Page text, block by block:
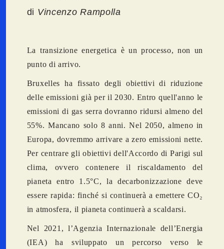
di Vincenzo Rampolla
La transizione energetica è un processo, non un
punto di arrivo.
Bruxelles ha fissato degli obiettivi di riduzione
delle emissioni già per il 2030. Entro quell'anno le
emissioni di gas serra dovranno ridursi almeno del
55%. Mancano solo 8 anni. Nel 2050, almeno in
Europa, dovremmo arrivare a zero emissioni nette.
Per centrare gli obiettivi dell'Accordo di Parigi sul
clima, ovvero contenere il riscaldamento del
pianeta entro 1.5°C, la decarbonizzazione deve
essere rapida: finché si continuerà a emettere CO₂
in atmosfera, il pianeta continuerà a scaldarsi.
Nel 2021, l’Agenzia Internazionale dell’Energia
(IEA) ha sviluppato un percorso verso le